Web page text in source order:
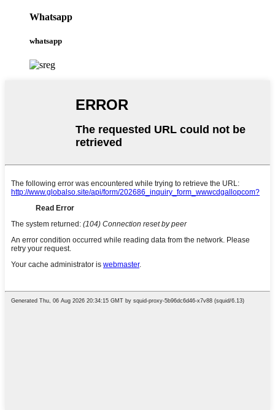
Whatsapp
whatsapp